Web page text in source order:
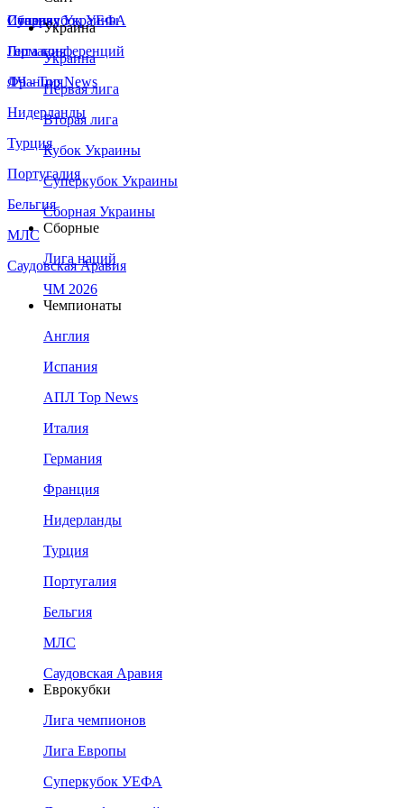
Сборная Украины
Италия
Германия
Франция
Нидерланды
Турция
Португалия
Бельгия
МЛС
Саудовская Аравия
Суперкубок УЕФА
Лига конференций
ЛЧ - Top News
Украина
Украина
Первая лига
Вторая лига
Кубок Украины
Суперкубок Украины
Сборная Украины
Сборные
Лига наций
ЧМ 2026
Чемпионаты
Англия
Испания
АПЛ Top News
Италия
Германия
Франция
Нидерланды
Турция
Португалия
Бельгия
МЛС
Саудовская Аравия
Еврокубки
Лига чемпионов
Лига Европы
Суперкубок УЕФА